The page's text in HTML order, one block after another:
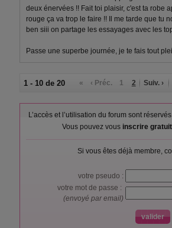
deux énervées !! Fait toi plaisir, c'est ta robe
rouge ça va trop le faire !! Il me tarde que tu
ben siii on partage les essayages avec les
Passe une superbe journée, je te fais tout
1 - 10 de 20 « ‹ Préc. 1 2 Suiv. ›
L’accès et l’utilisation du forum sont
Vous pouvez vous inscrire
Si vous êtes déjà membre,
votre pseudo :
votre mot de passe :
(envoyé par email)